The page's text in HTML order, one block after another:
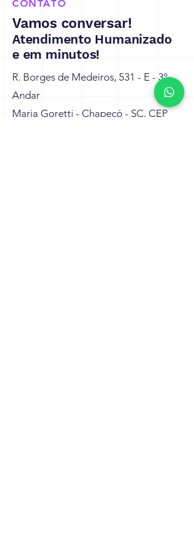
CONTATO
Vamos conversar!
Atendimento Humanizado
e em minutos!
R. Borges de Medeiros, 531 - E - 3º
Andar
Maria Goretti - Chapecó - SC, CEP